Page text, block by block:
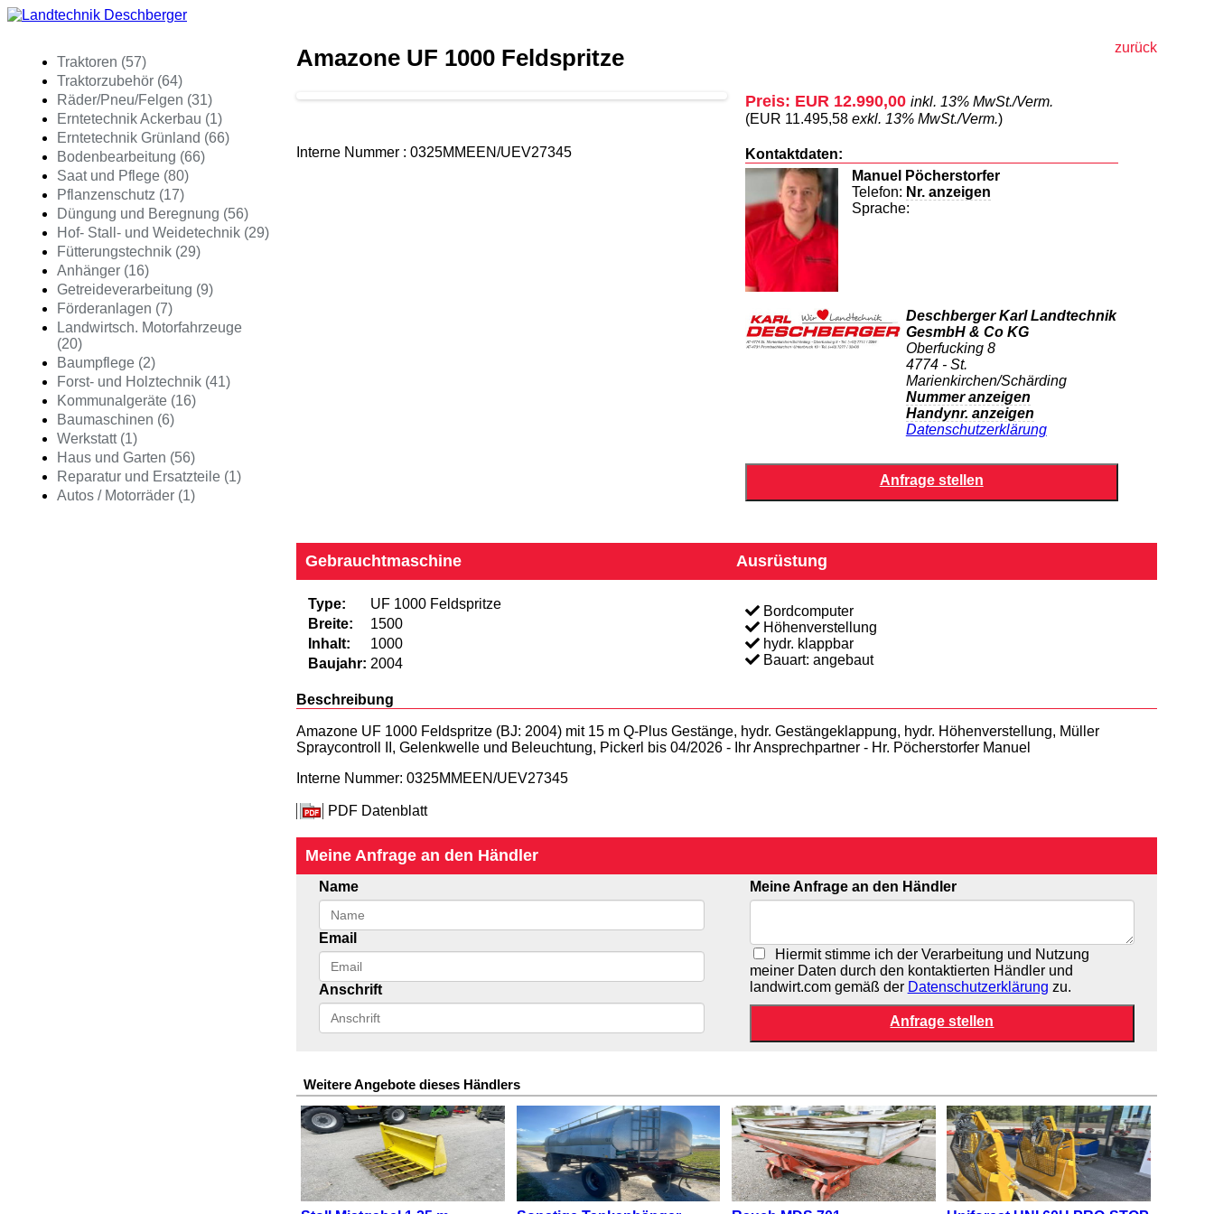
Traktoren (57)
Traktorzubehör (64)
Räder/Pneu/Felgen (31)
Erntetechnik Ackerbau (1)
Erntetechnik Grünland (66)
Bodenbearbeitung (66)
Saat und Pflege (80)
Pflanzenschutz (17)
Düngung und Beregnung (56)
Hof- Stall- und Weidetechnik (29)
Fütterungstechnik (29)
Anhänger (16)
Getreideverarbeitung (9)
Förderanlagen (7)
Landwirtsch. Motorfahrzeuge
(20)
Baumpflege (2)
Forst- und Holztechnik (41)
Kommunalgeräte (16)
Baumaschinen (6)
Werkstatt (1)
Haus und Garten (56)
Reparatur und Ersatzteile (1)
Autos / Motorräder (1)
Amazone UF 1000 Feldspritze zurück
Interne Nummer : 0325MMEEN/UEV27345
Preis: EUR 12.990,00 inkl. 13% MwSt./Verm.
(EUR 11.495,58 exkl. 13% MwSt./Verm.)
Kontaktdaten:
Manuel Pöcherstorfer
Telefon: Nr. anzeigen
Sprache:
Deschberger Karl Landtechnik
GesmbH & Co KG
Oberfucking 8
4774 - St.
Marienkirchen/Schärding
Nummer anzeigen
Handynr. anzeigen
Datenschutzerklärung
Gebrauchtmaschine
Type:
UF 1000 Feldspritze
Breite:
1500
Inhalt:
1000
Baujahr: 2004
Ausrüstung
Bordcomputer
Höhenverstellung
hydr. klappbar
Bauart: angebaut
Beschreibung
Amazone UF 1000 Feldspritze (BJ: 2004) mit 15 m Q-Plus Gestänge, hydr. Gestängeklappung, hydr. Höhenverstellung, Müller
Spraycontroll II, Gelenkwelle und Beleuchtung, Pickerl bis 04/2026 - Ihr Ansprechpartner - Hr. Pöcherstorfer Manuel
Interne Nummer: 0325MMEEN/UEV27345
PDF Datenblatt
Meine Anfrage an den Händler
Name
Email
Anschrift
Meine Anfrage an den Händler
Hiermit stimme ich der Verarbeitung und Nutzung
meiner Daten durch den kontaktierten Händler und
landwirt.com gemäß der Datenschutzerklärung zu.
Weitere Angebote dieses Händlers